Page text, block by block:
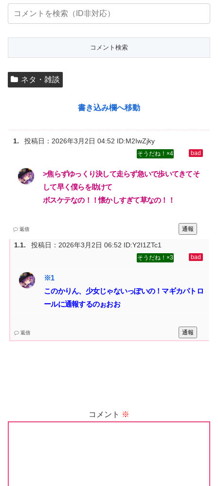
ネタ・雑談
書き込み欄へ移動
投稿日： 2026年3月2日 04:52 ID:M2IwZjky
4
>焦らずゆっくり決して走らず急いで歩いてきてそ
して早く僕らを助けて‌
ボスケテなの！！懐かしすぎて草なの！！
通報
返信
投稿日： 2026年3月2日 06:52 ID:Y2I1ZTc1
3
このかりん、少女じゃないっぽいの！マギカパトロ
ールに通報するのぉおお
通報
返信
コメント ※